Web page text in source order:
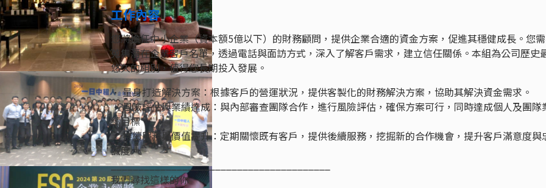
工作內容
您將擔任中小企業（資本額5億以下）的財務顧問，提供企業合適的資金方案，促進其穩健成長。您
蒐集潛在企業客戶名單，透過電話與面訪方式，深入了解客戶需求，建立信任關係。本組為公司歷史
悠久的組別，值得您長期投入發展。
• 量身打造解決方案：根據客戶的營運狀況，提供客製化的財務解決方案，協助其解決資金需求。
• 風險評估與業績達成：與內部審查團隊合作，進行風險評估，確保方案可行，同時達成個人及團隊
績目標。
• 持續服務與價值提升：定期關懷既有客戶，提供後續服務，挖掘新的合作機會，提升客戶滿意度與
誠度。
________________________________________
我們尋找這樣的你